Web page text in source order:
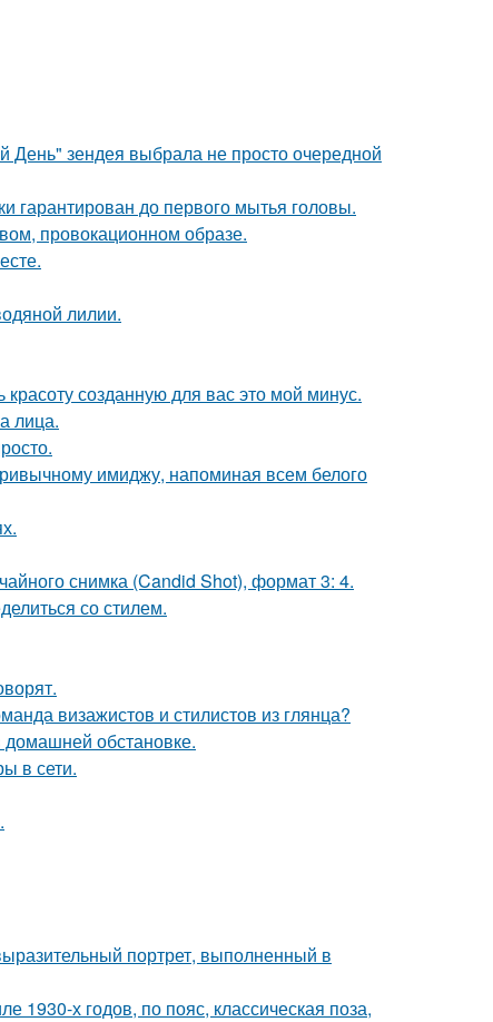
зендея выбрала не просто очередной
гарантирован до первого мытья головы.
провокационном образе.
лилии.
созданную для вас это мой минус.
лица.
имиджу, напоминая всем белого
снимка (Candid Shot), формат 3: 4.
со стилем.
визажистов и стилистов из глянца?
обстановке.
в сети.
портрет, выполненный в
1930-х годов, по пояс, классическая поза,